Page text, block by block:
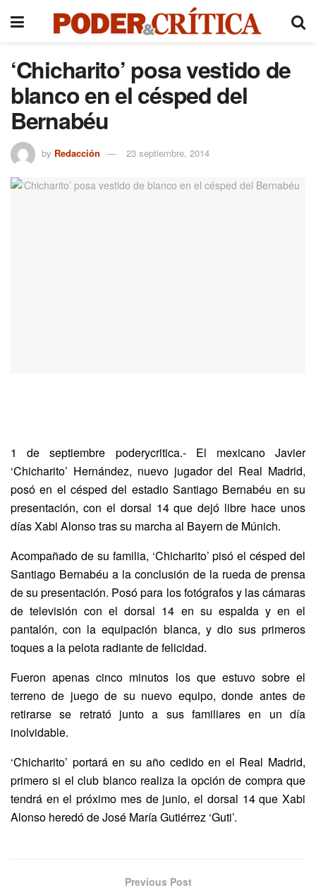
‘Chicharito’ posa vestido de
blanco en el césped del
Bernabéu
by Redacción 23 septiembre, 2014
1 de septiembre poderycritica.- El mexicano Javier
‘Chicharito’ Hernández, nuevo jugador del Real Madrid,
posó en el césped del estadio Santiago Bernabéu en su
presentación, con el dorsal 14 que dejó libre hace unos
días Xabi Alonso tras su marcha al Bayern de Múnich.
Acompañado de su familia, ‘Chicharito’ pisó el césped del
Santiago Bernabéu a la conclusión de la rueda de prensa
de su presentación. Posó para los fotógrafos y las cámaras
de televisión con el dorsal 14 en su espalda y en el
pantalón, con la equipación blanca, y dio sus primeros
toques a la pelota radiante de felicidad.
Fueron apenas cinco minutos los que estuvo sobre el
terreno de juego de su nuevo equipo, donde antes de
retirarse se retrató junto a sus familiares en un día
inolvidable.
‘Chicharito’ portará en su año cedido en el Real Madrid,
primero si el club blanco realiza la opción de compra que
tendrá en el próximo mes de junio, el dorsal 14 que Xabi
Alonso heredó de José María Gutiérrez ‘Guti’.
Previous Post